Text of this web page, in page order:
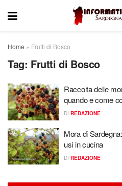
Home » Frutti di Bosco
Tag: Frutti di Bosco
Raccolta delle
quando e come
DI REDAZIONE
Mora di
usi in cucina
DI REDAZIONE